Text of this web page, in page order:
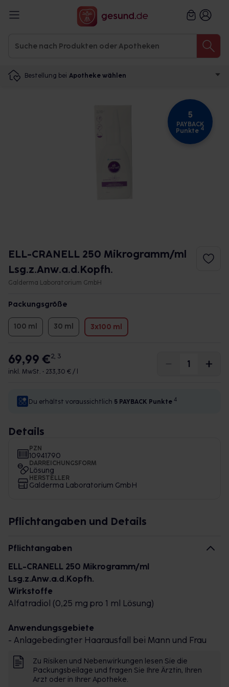
Bestellung bei Apotheke wählen
5
PAYBACK
Punkte 4
ELL-CRANELL 250 Mikrogramm/ml
Lsg.z.Anw.a.d.Kopfh.
Galderma Laboratorium GmbH
Packungsgröße
100 ml 30 ml 3x100 ml
69,99 €2, 3
inkl. MwSt. • 233,30 € / l
Du erhältst voraussichtlich 5 PAYBACK Punkte 4
Details
PZN
10941790
DARREICHUNGSFORM
Lösung
HERSTELLER
Galderma Laboratorium GmbH
Pflichtangaben und Details
Pflichtangaben
ELL-CRANELL 250 Mikrogramm/ml
Lsg.z.Anw.a.d.Kopfh.
Wirkstoffe
Alfatradiol (0,25 mg pro 1 ml Lösung)
Anwendungsgebiete
- Anlagebedingter Haarausfall bei Mann und Frau
Zu Risiken und Nebenwirkungen lesen Sie die
Packungsbeilage und fragen Sie Ihre Ärztin, Ihren
Arzt oder in Ihrer Apotheke.